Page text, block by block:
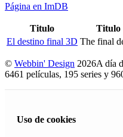
Página en ImDB
Titulo Titulo
El destino final 3D The final
© Webbin' Design 2026A día
6461 películas, 195 series y
Uso de cookies